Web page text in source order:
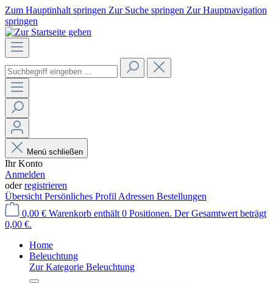
Zum Hauptinhalt springen Zur Suche springen Zur Hauptnavigation
springen
Menü schließen
Ihr Konto
Anmelden
oderregistrieren
Übersicht Persönliches Profil Adressen Bestellungen
0,00 € Warenkorb enthält 0 Positionen. Der Gesamtwert beträgt
0,00 €.
Home
Beleuchtung
Zur Kategorie Beleuchtung